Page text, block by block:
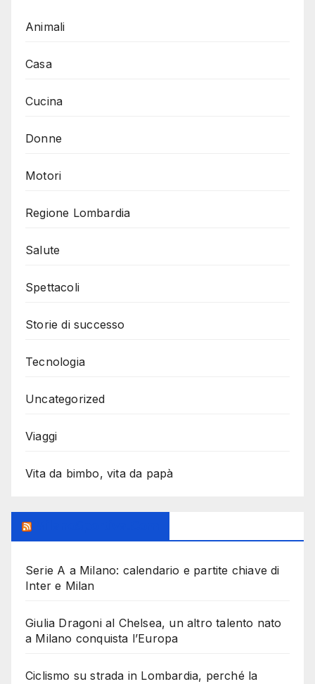
Animali
Casa
Cucina
Donne
Motori
Regione Lombardia
Salute
Spettacoli
Storie di successo
Tecnologia
Uncategorized
Viaggi
Vita da bimbo, vita da papà
Serie A a Milano: calendario e partite chiave di
Inter e Milan
Giulia Dragoni al Chelsea, un altro talento nato
a Milano conquista l’Europa
Ciclismo su strada in Lombardia, perché la